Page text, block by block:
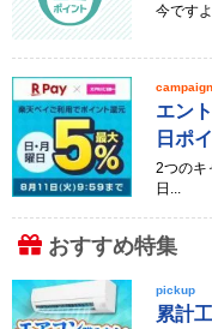
今です
campaign
エン
日ポ
2つのキ
日...
おすすめ特集
pickup
累計